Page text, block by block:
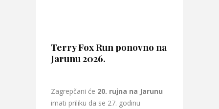
Terry Fox Run ponovno na
Jarunu 2026.
Zagrepčani će 20. rujna na Jarunu
imati priliku da se 27. godinu